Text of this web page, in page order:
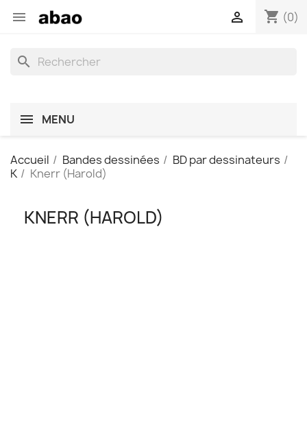
 shopping_cart (0)

search
MENU
Accueil Bandes dessinées
BD par dessinateurs
K
Knerr (Harold)
KNERR (HAROLD)